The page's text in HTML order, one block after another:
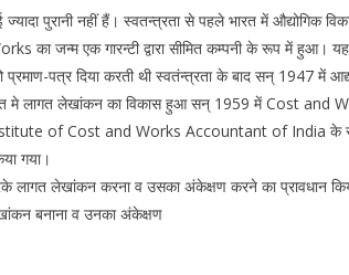
पुरानी नहीं हैं। स्वतन्त्रता से पहले भारत में औद्योगिक
जन्म एक गारन्टी द्वारा सीमित कम्पनी के रूप में हुआ। यह
पत्र दिया करती थी स्वतंन्त्रता के बाद सन् 1947 में
मे लागत लेखांकन का विकास हुआ सन् 1959 में Cost and
Institute of Cost and Works Accountant of India के
गया।
लागत लेखांकन करना व उसका अंकेक्षण करने का प्रावधान किया
बनाना व उनका अंकेक्षण